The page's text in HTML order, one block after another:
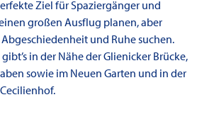
Ziel für Spaziergänger und
großen Ausflug planen, aber
und Ruhe suchen.
in der Nähe der Glienicker Brücke,
sowie im Neuen Garten und in der